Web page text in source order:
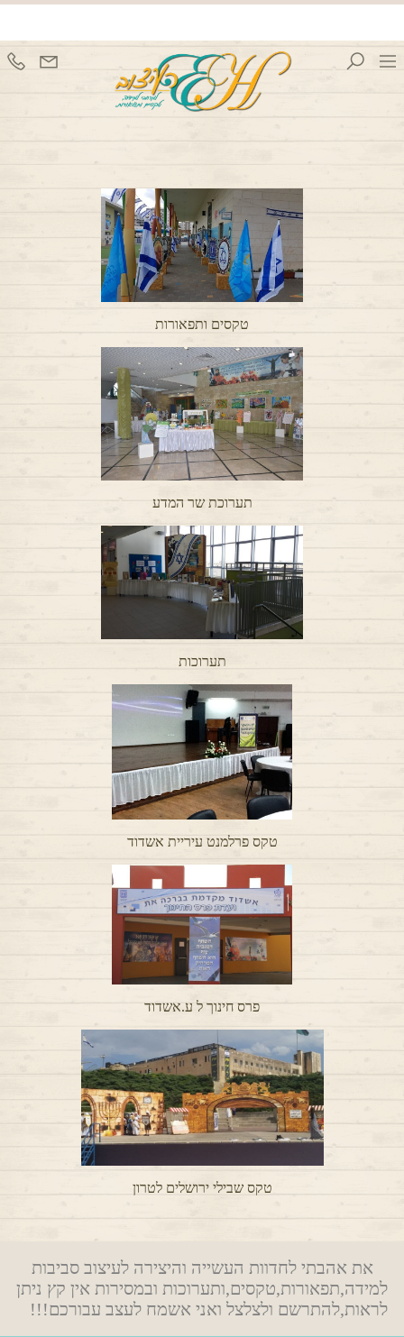
טקסים ותפאורות
תערוכת שר המדע
תערוכות
טקס פרלמנט עיריית אשדוד
פרס חינוך ל ע.אשדוד
טקס שבילי ירושלים לטרון
את אהבתי לחדוות העשייה והיצירה לעיצוב סביבות
למידה,תפאורות,טקסים,ותערוכות ובמסירות אין קץ ניתן
לראות,להתרשם ולצלצל ואני אשמח לעצב עבורכם!!!